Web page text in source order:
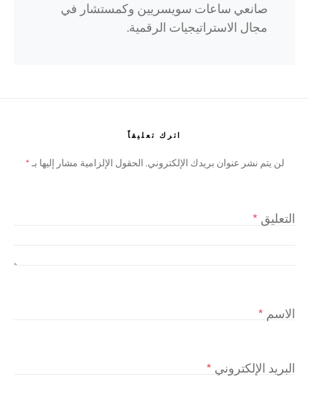
صانعي ساعات سويسريين وكمستشار في
مجال الاستراتيجيات الرقمية.
اترك تعليقاً
لن يتم نشر عنوان بريدك الإلكتروني. الحقول الإلزامية مشار إليها بـ *
التعليق *
الاسم *
البريد الإلكتروني *